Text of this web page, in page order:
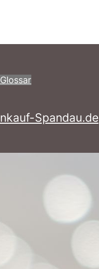
Glossar
Spandau.de